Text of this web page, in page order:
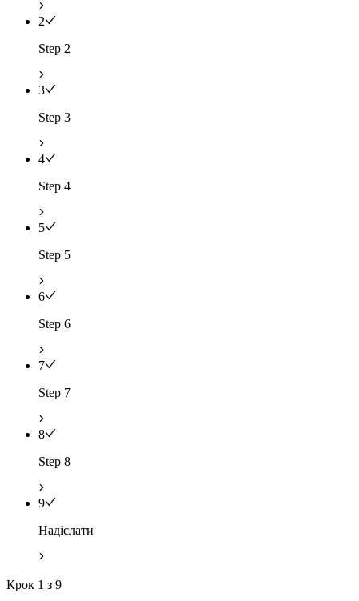
2
Step 2
3
Step 3
4
Step 4
5
Step 5
6
Step 6
7
Step 7
8
Step 8
9
Надіслати
Крок 1 з 9